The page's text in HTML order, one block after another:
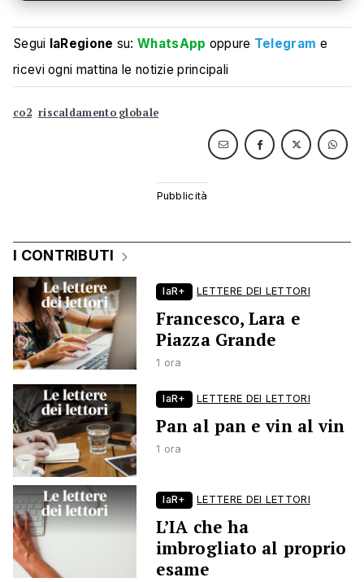
Segui laRegione su:WhatsApp oppure Telegram e
ricevi ogni mattina le notizie principali
co2 riscaldamento globale
I CONTRIBUTI
laR+ LETTERE DEI LETTORI
Francesco, Lara e
Piazza Grande
1 ora
laR+ LETTERE DEI LETTORI
Pan al pan e vin al vin
1 ora
laR+ LETTERE DEI LETTORI
L’IA che ha
imbrogliato al proprio
esame